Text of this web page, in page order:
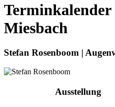
Miesbach
Stefan Rosenboom |
Ausstellung